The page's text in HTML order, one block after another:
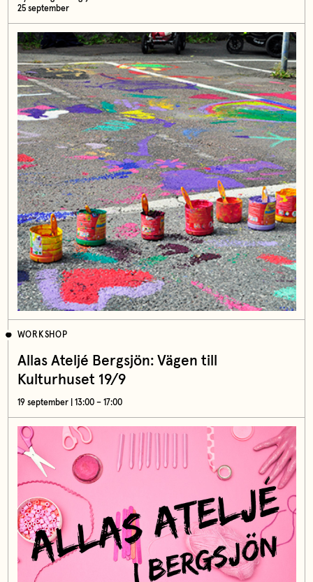
25 september
WORKSHOP
Allas Ateljé Bergsjön: Vägen till
Kulturhuset 19/9
19 september | 13:00 – 17:00